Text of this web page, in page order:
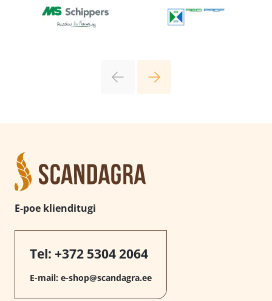
E-poe klienditugi
Tel: +372 5304 2064
E-mail: e-shop@scandagra.ee